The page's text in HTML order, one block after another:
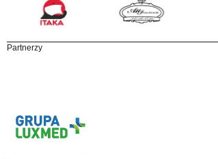
Partnerzy